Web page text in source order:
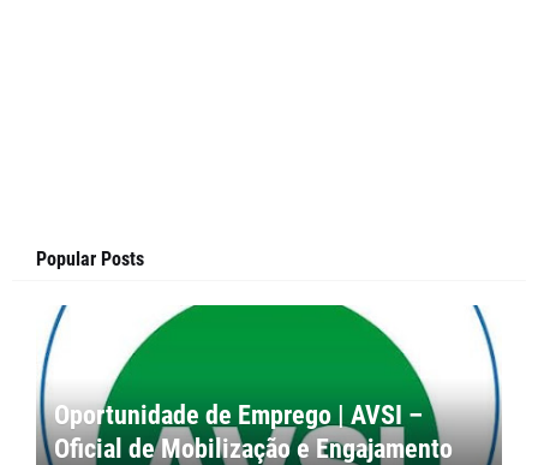
Popular Posts
Oportunidade de Emprego | AVSI –
Oficial de Mobilização e Engajamento